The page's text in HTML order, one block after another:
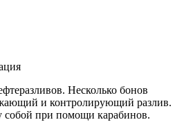
Несколько бонов
и контролирующий разлив.
при помощи карабинов.